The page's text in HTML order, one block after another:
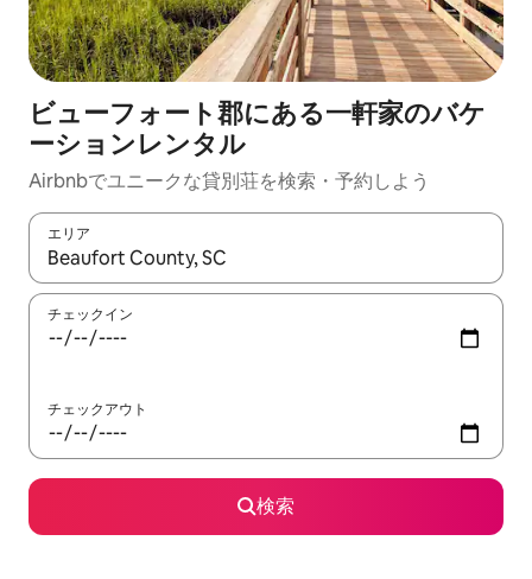
ビューフォート郡にある一軒家のバケ
ーションレンタル
Airbnbでユニークな貸別荘を検索・予約しよう
エリア
検索結果が表示されたら、上下の矢印キーを使って移動するか
チェックイン
チェックアウト
検索